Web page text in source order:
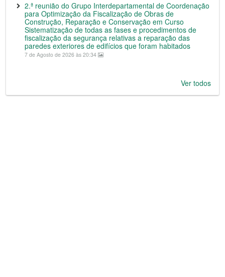
2.ª reunião do Grupo Interdepartamental de Coordenação
para Optimização da Fiscalização de Obras de
Construção, Reparação e Conservação em Curso
Sistematização de todas as fases e procedimentos de
fiscalização da segurança relativas a reparação das
paredes exteriores de edifícios que foram habitados
7 de Agosto de 2026 às 20:34
Ver todos